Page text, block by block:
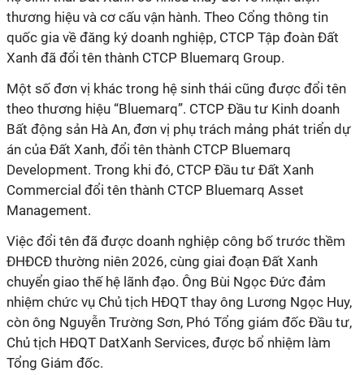
thương hiệu và cơ cấu vận hành. Theo Cổng thông tin
quốc gia về đăng ký doanh nghiệp, CTCP Tập đoàn Đất
Xanh đã đổi tên thành CTCP Bluemarq Group.
Một số đơn vị khác trong hệ sinh thái cũng được đổi tên
theo thương hiệu “Bluemarq”. CTCP Đầu tư Kinh doanh
Bất động sản Hà An, đơn vị phụ trách mảng phát triển dự
án của Đất Xanh, đổi tên thành CTCP Bluemarq
Development. Trong khi đó, CTCP Đầu tư Đất Xanh
Commercial đổi tên thành CTCP Bluemarq Asset
Management.
Việc đổi tên đã được doanh nghiệp công bố trước thềm
ĐHĐCĐ thường niên 2026, cùng giai đoạn Đất Xanh
chuyển giao thế hệ lãnh đạo. Ông Bùi Ngọc Đức đảm
nhiệm chức vụ Chủ tịch HĐQT thay ông Lương Ngọc Huy,
còn ông Nguyễn Trường Sơn, Phó Tổng giám đốc Đầu tư,
Chủ tịch HĐQT DatXanh Services, được bổ nhiệm làm
Tổng Giám đốc.